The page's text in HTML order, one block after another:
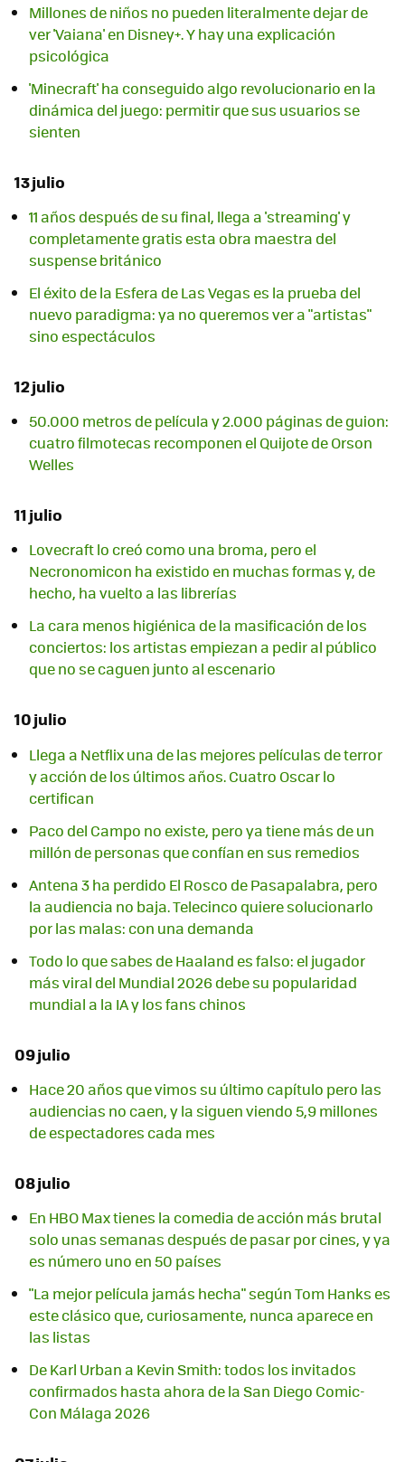
Millones de niños no pueden literalmente dejar de
ver 'Vaiana' en Disney+. Y hay una explicación
psicológica
'Minecraft' ha conseguido algo revolucionario en la
dinámica del juego: permitir que sus usuarios se
sienten
13 julio
11 años después de su final, llega a 'streaming' y
completamente gratis esta obra maestra del
suspense británico
El éxito de la Esfera de Las Vegas es la prueba del
nuevo paradigma: ya no queremos ver a "artistas"
sino espectáculos
12 julio
50.000 metros de película y 2.000 páginas de guion:
cuatro filmotecas recomponen el Quijote de Orson
Welles
11 julio
Lovecraft lo creó como una broma, pero el
Necronomicon ha existido en muchas formas y, de
hecho, ha vuelto a las librerías
La cara menos higiénica de la masificación de los
conciertos: los artistas empiezan a pedir al público
que no se caguen junto al escenario
10 julio
Llega a Netflix una de las mejores películas de terror
y acción de los últimos años. Cuatro Oscar lo
certifican
Paco del Campo no existe, pero ya tiene más de un
millón de personas que confían en sus remedios
Antena 3 ha perdido El Rosco de Pasapalabra, pero
la audiencia no baja. Telecinco quiere solucionarlo
por las malas: con una demanda
Todo lo que sabes de Haaland es falso: el jugador
más viral del Mundial 2026 debe su popularidad
mundial a la IA y los fans chinos
09 julio
Hace 20 años que vimos su último capítulo pero las
audiencias no caen, y la siguen viendo 5,9 millones
de espectadores cada mes
08 julio
En HBO Max tienes la comedia de acción más brutal
solo unas semanas después de pasar por cines, y ya
es número uno en 50 países
"La mejor película jamás hecha" según Tom Hanks es
este clásico que, curiosamente, nunca aparece en
las listas
De Karl Urban a Kevin Smith: todos los invitados
confirmados hasta ahora de la San Diego Comic-
Con Málaga 2026